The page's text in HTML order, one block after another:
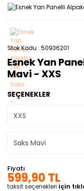
Stok Kodu 50936201
Esnek Yan
Mavi - XXS
SEÇENEKLER
Fiyatı
599,90 TL
taksit seçenekleri için